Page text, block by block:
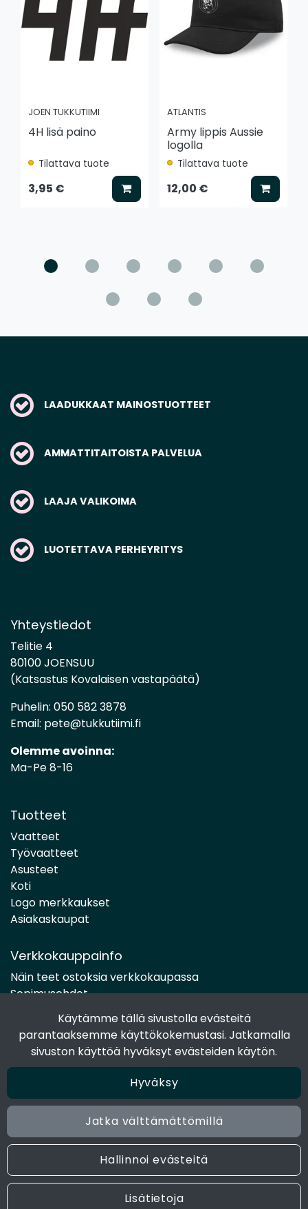
Käytämme tällä sivustolla evästeitä
parantaaksemme käyttökokemustasi. Jatkamalla
sivuston käyttöä hyväksyt evästeiden käytön.
Hyväksy
Jatka välttämättömillä
Hallinnoi evästeitä
Lisätietoja
JOEN TUKKUTIIMI
4H lisä paino
Tilattava tuote
3,95 € Lisää koriin
ATLANTIS
Army lippis Aussie
logolla
Tilattava tuote
12,00 € Lisää
LAADUKKAAT MAINOSTUOTTEET
AMMATTITAITOISTA PALVELUA
LAAJA VALIKOIMA
LUOTETTAVA PERHEYRITYS
Yhteystiedot
Telitie 4
80100 JOENSUU
(Katsastus Kovalaisen vastapäätä)
Puhelin: 050 582 3878
Email: pete@tukkutiimi.fi
Olemme avoinna:
Ma-Pe 8-16
Tuotteet
Vaatteet
Työvaatteet
Asusteet
Koti
Logo merkkaukset
Asiakaskaupat
Verkkokauppainfo
Näin teet ostoksia verkkokaupassa
Sopimusehdot
Maksutavat
Tietosuojaseloste
Seuraa sosiaalisessa mediassa
Facebook
Instagram
© 2024 Joen Tukkutiimi. All rights reserved. Site by